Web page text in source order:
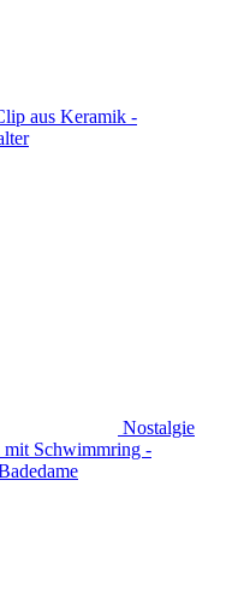
aus Keramik -
Nostalgie
Schwimmring -